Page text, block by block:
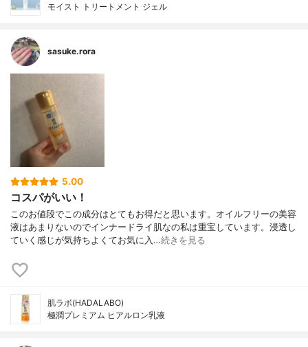
モイスト トリートメント ジェル
sasuke.rora
5.00
コスパがいい！
このお値段でこの成分はとてもお得だと思います。オイルフリーの美容
液はあまりないのでインナードライ肌なの私は重宝しています。浸透し
ていく感じが気持ちよくてお気に入…続きを見る
肌ラボ(HADALABO)
極潤プレミアム ヒアルロン乳液